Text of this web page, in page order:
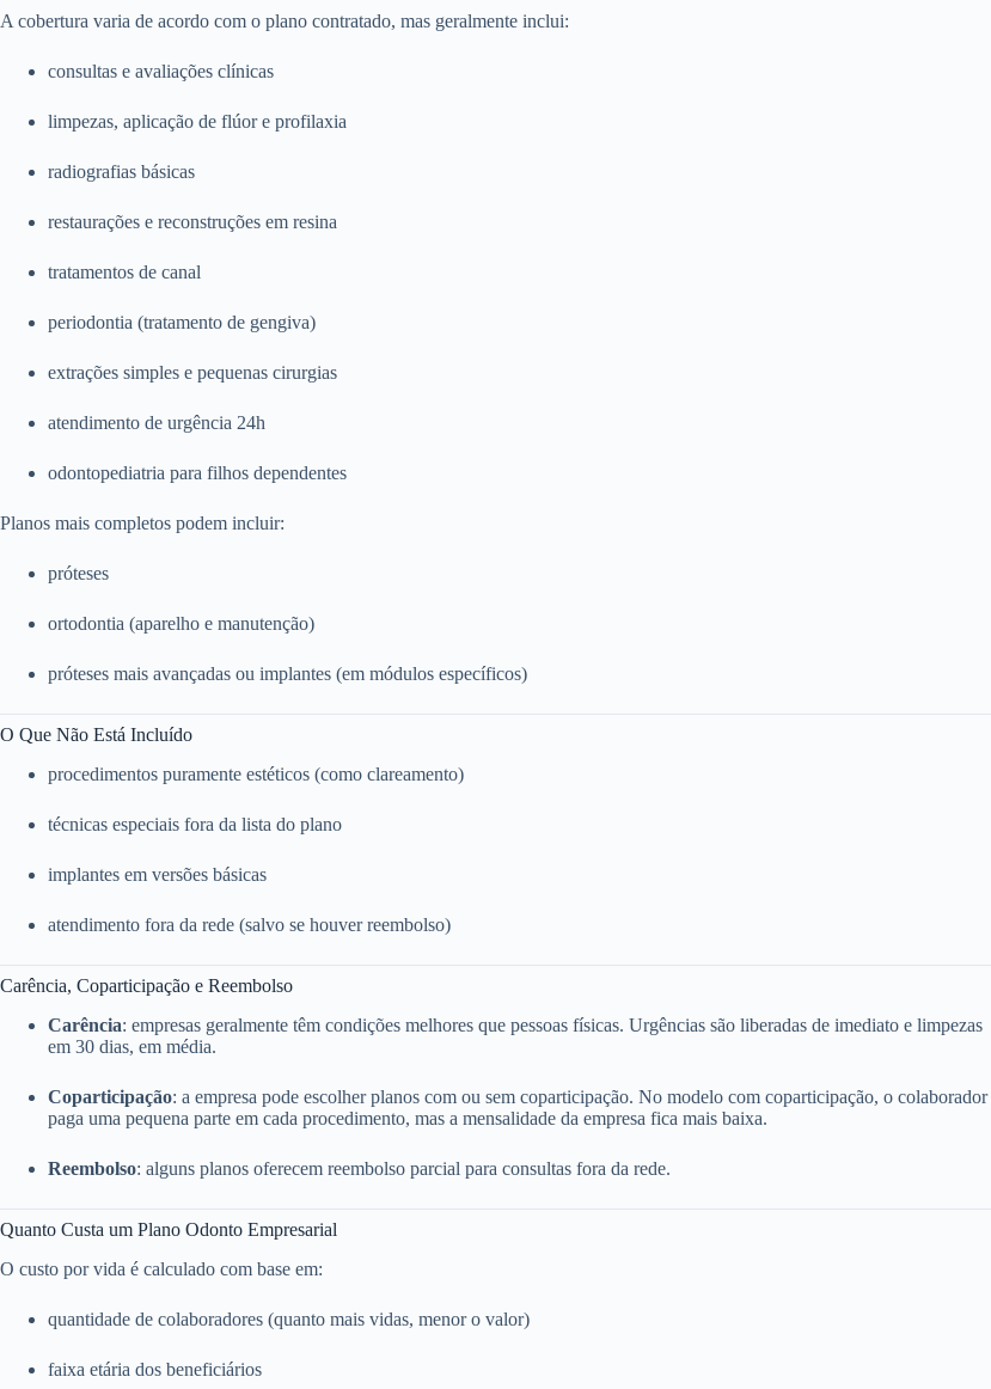
A cobertura varia de acordo com o plano contratado, mas geralmente inclui:
consultas e avaliações clínicas
limpezas, aplicação de flúor e profilaxia
radiografias básicas
restaurações e reconstruções em resina
tratamentos de canal
periodontia (tratamento de gengiva)
extrações simples e pequenas cirurgias
atendimento de urgência 24h
odontopediatria para filhos dependentes
Planos mais completos podem incluir:
próteses
ortodontia (aparelho e manutenção)
próteses mais avançadas ou implantes (em módulos específicos)
O Que Não Está Incluído
procedimentos puramente estéticos (como clareamento)
técnicas especiais fora da lista do plano
implantes em versões básicas
atendimento fora da rede (salvo se houver reembolso)
Carência, Coparticipação e Reembolso
Carência: empresas geralmente têm condições melhores que pessoas físicas. Urgências são liberadas de imediato e limpezas
em 30 dias, em média.
Coparticipação: a empresa pode escolher planos com ou sem coparticipação. No modelo com coparticipação, o colaborador
paga uma pequena parte em cada procedimento, mas a mensalidade da empresa fica mais baixa.
Reembolso: alguns planos oferecem reembolso parcial para consultas fora da rede.
Quanto Custa um Plano Odonto Empresarial
O custo por vida é calculado com base em:
quantidade de colaboradores (quanto mais vidas, menor o valor)
faixa etária dos beneficiários